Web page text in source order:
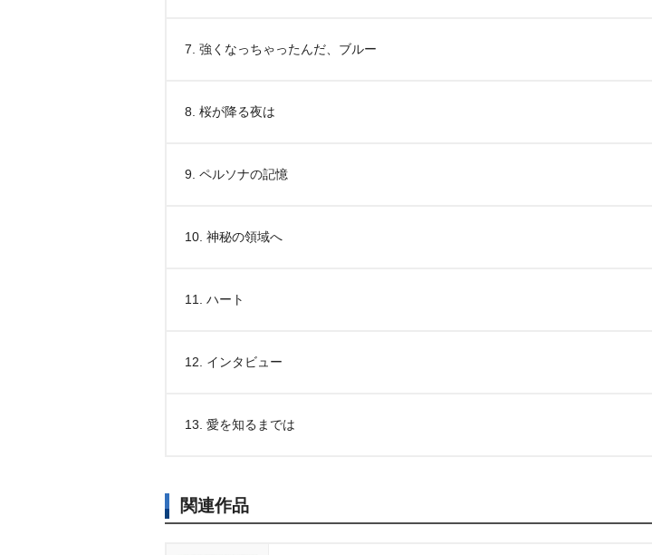
7. 強くなっちゃったんだ、ブルー
8. 桜が降る夜は
9. ペルソナの記憶
10. 神秘の領域へ
11. ハート
12. インタビュー
13. 愛を知るまでは
関連作品